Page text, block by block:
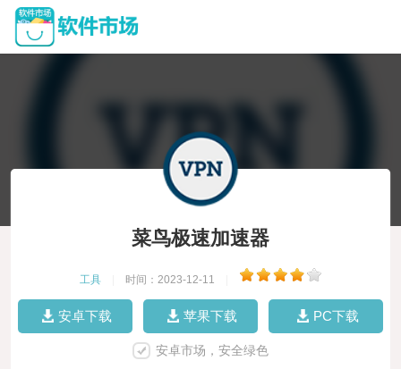
菜鸟极速加速器
工具 时间：2023-12-11
安卓下载 苹果下载 PC下载
安卓市场，安全绿色